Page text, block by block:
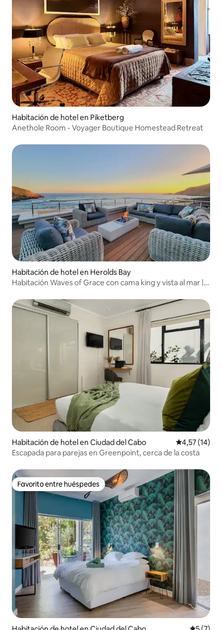
Habitación de hotel en Piketberg
Anethole Room - Voyager Boutique Homestead Retreat
Habitación de hotel en Herolds Bay
Habitación Waves of Grace con cama king y vista al mar |
Habitación de hotel en Ciudad del Cabo Calificación
4,57 (14)
Escapada para parejas en Greenpoint, cerca de la costa
Favorito entre huéspedes
Favorito entre huéspedes